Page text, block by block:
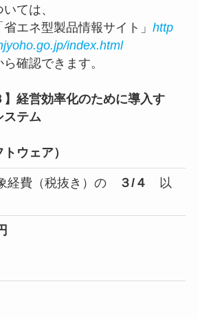
ては、
ネ型製品情報サイト」http
index.html
認できます。
】経営効率化のために導入す
ステム
ウェア）
経費（税抜き）の ３/４
以